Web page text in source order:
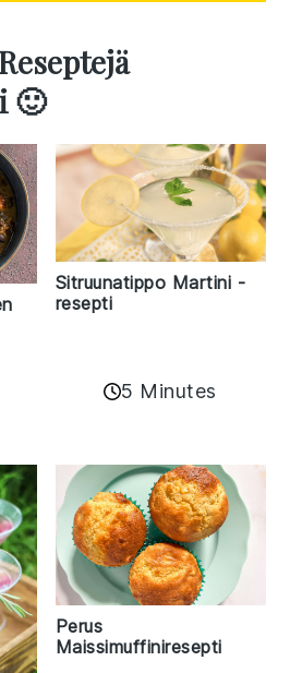
🙂
Sitruunatippo Martini -
resepti
5 Minutes
Perus
Maissimuffiniresepti